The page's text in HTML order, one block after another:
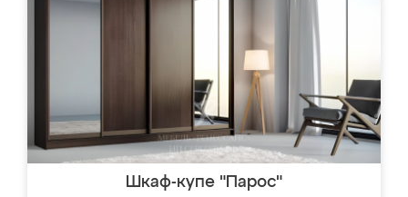
Шкаф-купе "Парос"